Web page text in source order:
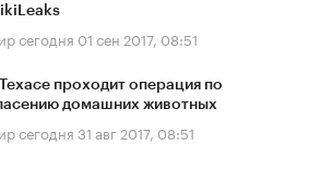
сегодня 01 сен 2017, 08:51
проходит операция по
домашних животных
сегодня31 авг 2017, 08:51